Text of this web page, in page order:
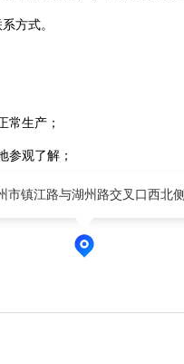
方式。
常生产；
参观了解；
市镇江路与湖州路交叉口西北侧